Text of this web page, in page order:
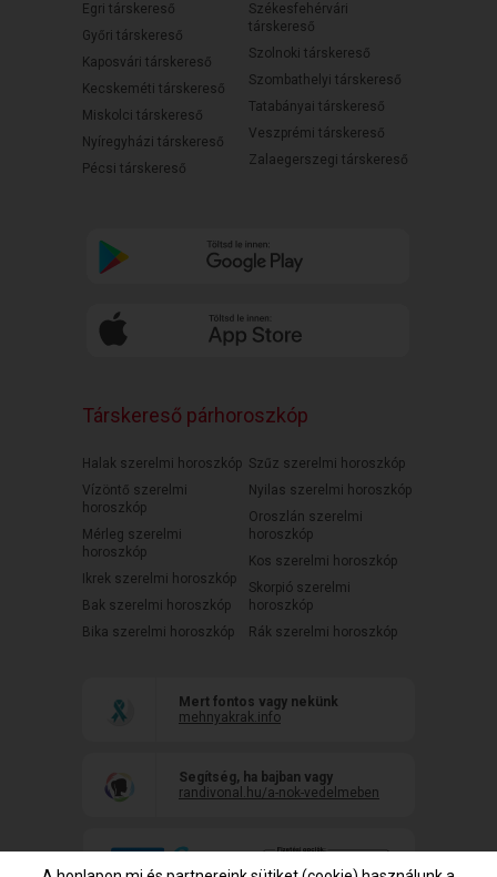
Egri társkereső
Győri társkereső
Kaposvári társkereső
Kecskeméti társkereső
Miskolci társkereső
Nyíregyházi társkereső
Pécsi társkereső
Székesfehérvári
társkereső
Szolnoki társkereső
Szombathelyi társkereső
Tatabányai társkereső
Veszprémi társkereső
Zalaegerszegi társkereső
Társkereső párhoroszkóp
Halak szerelmi horoszkóp
Vízöntő szerelmi
horoszkóp
Mérleg szerelmi
horoszkóp
Ikrek szerelmi horoszkóp
Bak szerelmi horoszkóp
Bika szerelmi horoszkóp
Szűz szerelmi horoszkóp
Nyilas szerelmi horoszkóp
Oroszlán szerelmi
horoszkóp
Kos szerelmi horoszkóp
Skorpió szerelmi
horoszkóp
Rák szerelmi horoszkóp
Mert fontos vagy nekünk
mehnyakrak.info
Segítség, ha bajban vagy
randivonal.hu/a-nok-vedelmeben